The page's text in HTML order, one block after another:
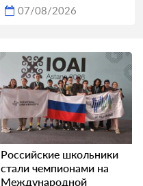
07/08/2026
Российские школьники
стали чемпионами на
Международной